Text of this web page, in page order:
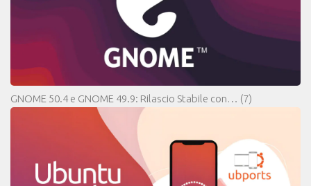
GNOME 50.4 e GNOME 49.9: Rilascio Stabile con… (7)